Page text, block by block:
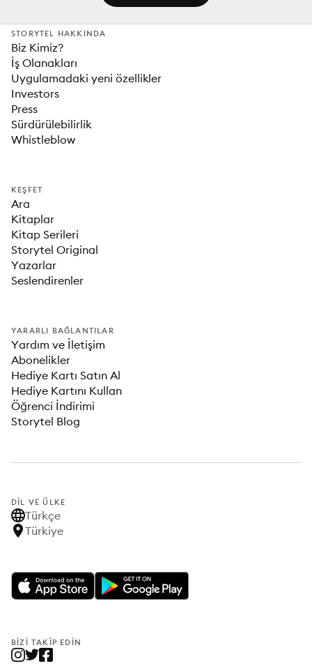
STORYTEL HAKKINDA
Biz Kimiz?
İş Olanakları
Uygulamadaki yeni özellikler
Investors
Press
Sürdürülebilirlik
Whistleblow
KEŞFET
Ara
Kitaplar
Kitap Serileri
Storytel Original
Yazarlar
Seslendirenler
YARARLI BAĞLANTILAR
Yardım ve İletişim
Abonelikler
Hediye Kartı Satın Al
Hediye Kartını Kullan
Öğrenci İndirimi
Storytel Blog
DIL VE ÜLKE
Türkçe
Türkiye
BIZI TAKIP EDIN